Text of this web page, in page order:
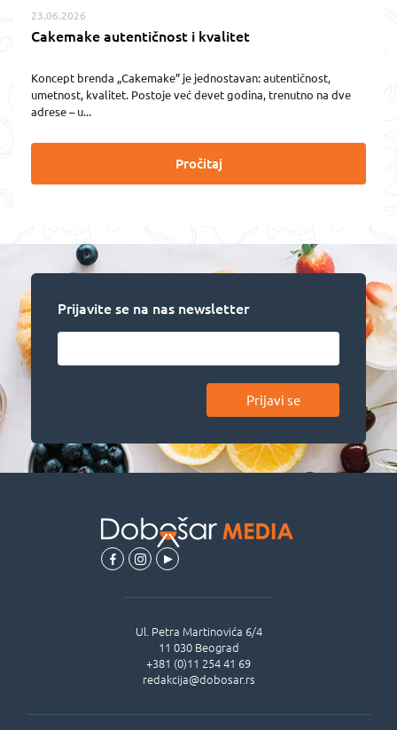
23.06.2026
Cakemake autentičnost i kvalitet
Koncept brenda „Cakemake” je jednostavan: autentičnost,
umetnost, kvalitet. Postoje već devet godina, trenutno na dve
adrese – u...
Pročitaj
Prijavite se na nas newsletter
Prijavi se
Ul. Petra Martinovića 6/4
11 030 Beograd
+381 (0)11 254 41 69
redakcija@dobosar.rs